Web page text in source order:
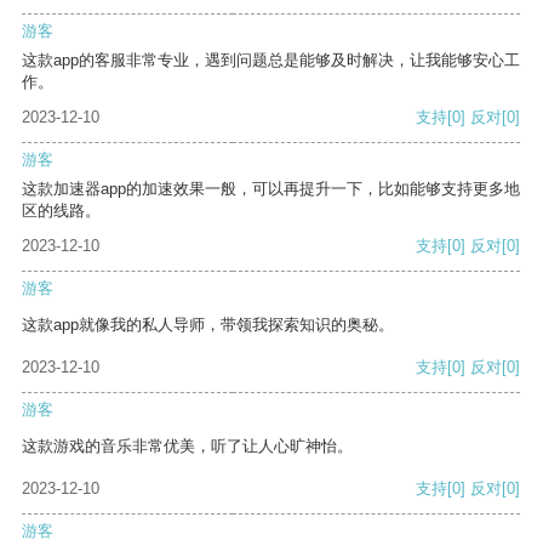
游客
这款app的客服非常专业，遇到问题总是能够及时解决，让我能够安心工
作。
2023-12-10
支持[0] 反对[0]
游客
这款加速器app的加速效果一般，可以再提升一下，比如能够支持更多地
区的线路。
2023-12-10
支持[0] 反对[0]
游客
这款app就像我的私人导师，带领我探索知识的奥秘。
2023-12-10 支持[0] 反对[0]
游客
这款游戏的音乐非常优美，听了让人心旷神怡。
2023-12-10 支持[0] 反对[0]
游客